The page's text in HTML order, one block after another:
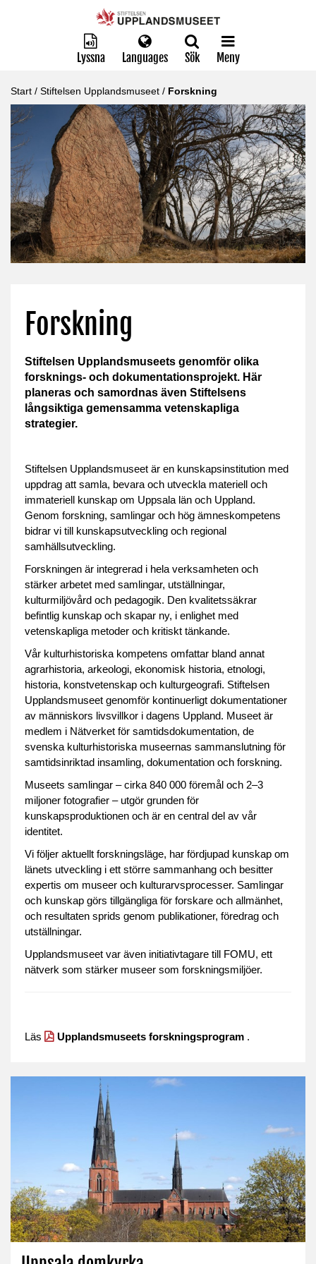
Lyssna Languages Sök Meny
Start / Stiftelsen Upplandsmuseet / Forskning
Forskning
Stiftelsen Upplandsmuseets genomför olika
forsknings- och dokumentationsprojekt. Här
planeras och samordnas även Stiftelsens
långsiktiga gemensamma vetenskapliga
strategier.
Stiftelsen Upplandsmuseet är en kunskapsinstitution med
uppdrag att samla, bevara och utveckla materiell och
immateriell kunskap om Uppsala län och Uppland.
Genom forskning, samlingar och hög ämneskompetens
bidrar vi till kunskapsutveckling och regional
samhällsutveckling.
Forskningen är integrerad i hela verksamheten och
stärker arbetet med samlingar, utställningar,
kulturmiljövård och pedagogik. Den kvalitetssäkrar
befintlig kunskap och skapar ny, i enlighet med
vetenskapliga metoder och kritiskt tänkande.
Vår kulturhistoriska kompetens omfattar bland annat
agrarhistoria, arkeologi, ekonomisk historia, etnologi,
historia, konstvetenskap och kulturgeografi. Stiftelsen
Upplandsmuseet genomför kontinuerligt dokumentationer
av människors livsvillkor i dagens Uppland. Museet är
medlem i Nätverket för samtidsdokumentation, de
svenska kulturhistoriska museernas sammanslutning för
samtidsinriktad insamling, dokumentation och forskning.
Museets samlingar – cirka 840 000 föremål och 2–3
miljoner fotografier – utgör grunden för
kunskapsproduktionen och är en central del av vår
identitet.
Vi följer aktuellt forskningsläge, har fördjupad kunskap om
länets utveckling i ett större sammanhang och besitter
expertis om museer och kulturarvsprocesser. Samlingar
och kunskap görs tillgängliga för forskare och allmänhet,
och resultaten sprids genom publikationer, föredrag och
utställningar.
Upplandsmuseet var även initiativtagare till FOMU, ett
nätverk som stärker museer som forskningsmiljöer.
Läs Upplandsmuseets forskningsprogram .